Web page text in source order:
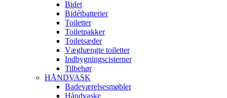
Bidet
Bidétbatterier
Toiletter
Toiletpakker
Toiletsæder
Væghængte toiletter
Indbygningscisterner
Tilbehør
HÅNDVASK
Badeværelsesmøbler
Håndvaske